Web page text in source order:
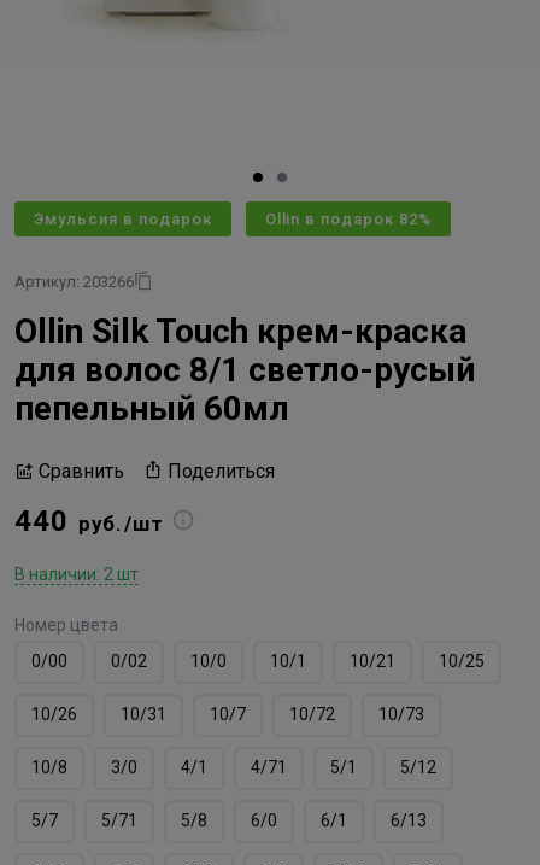
Эмульсия в подарок Ollin в подарок 82%
Артикул: 203266
Ollin Silk Touch крем-краска
для волос 8/1 светло-русый
пепельный 60мл
Сравнить Поделиться
440 руб./шт
В наличии: 2 шт
Номер цвета
0/00
0/02 10/0 10/1 10/21 10/25
10/26 10/31 10/7 10/72 10/73
10/8 3/0 4/1 4/71 5/1 5/12
5/7 5/71 5/8 6/0 6/1 6/13